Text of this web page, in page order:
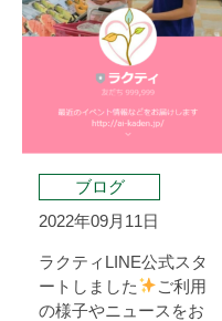
ブログ
2022年09月11日
ラクティLINE公式スタ
ートしました
ご利用
の様子やニュースをお